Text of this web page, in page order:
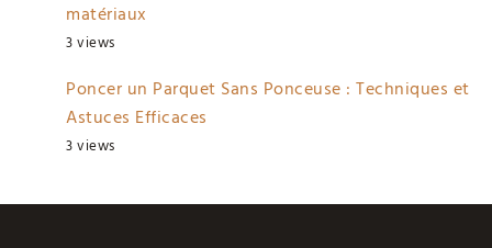
matériaux
3 views
Poncer un Parquet Sans Ponceuse : Techniques et
Astuces Efficaces
3 views